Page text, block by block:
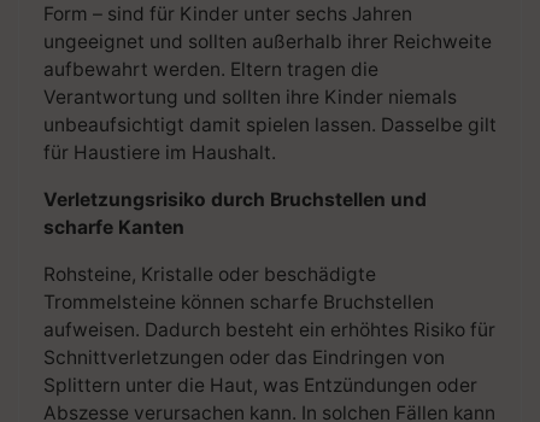
Form – sind für Kinder unter sechs Jahren
ungeeignet und sollten außerhalb ihrer Reichweite
aufbewahrt werden. Eltern tragen die
Verantwortung und sollten ihre Kinder niemals
unbeaufsichtigt damit spielen lassen. Dasselbe gilt
für Haustiere im Haushalt.
Verletzungsrisiko durch Bruchstellen und
scharfe Kanten
Rohsteine, Kristalle oder beschädigte
Trommelsteine können scharfe Bruchstellen
aufweisen. Dadurch besteht ein erhöhtes Risiko für
Schnittverletzungen oder das Eindringen von
Splittern unter die Haut, was Entzündungen oder
Abszesse verursachen kann. In solchen Fällen kann